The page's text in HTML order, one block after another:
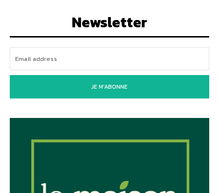
Newsletter
JE M'ABONNE